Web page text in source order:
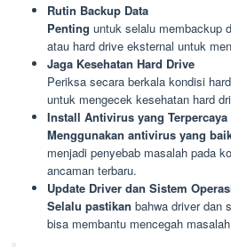
Rutin Backup Data
Penting untuk selalu membackup
atau hard drive eksternal untuk
Jaga Kesehatan Hard Drive
Periksa secara berkala kondisi
untuk mengecek kesehatan hard
Install Antivirus yang Terpercaya
Menggunakan antivirus yang
menjadi penyebab masalah pada
ancaman terbaru.
Update Driver dan Sistem
Selalu pastikan bahwa driver dan
bisa membantu mencegah